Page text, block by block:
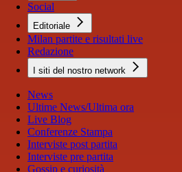
Social
Editoriale
Milan partite e risultati live
Redazione
I siti del nostro network
News
Ultime News/Ultima ora
Live Blog
Conferenze Stampa
Interviste post partita
Interviste pre partita
Gossip e curiosità